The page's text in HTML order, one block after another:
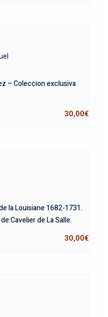
– Coleccion exclusiva
30,00€
la Louisiane 1682-1731.
Cavelier de La Salle.
30,00€